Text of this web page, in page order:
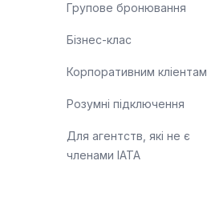
Групове бронювання
Бізнес-клас
Корпоративним кліентам
Розумні підключення
Для агентств, які не є
членами IATA